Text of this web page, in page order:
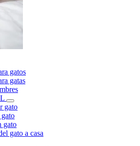
gatos
gatas
gato
gato
gato a casa